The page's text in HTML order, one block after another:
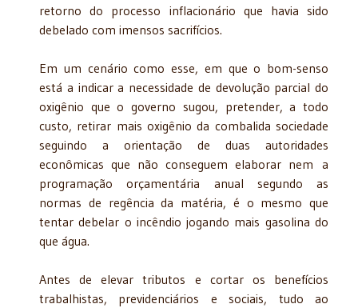
retorno do processo inflacionário que havia sido
debelado com imensos sacrifícios.
Em um cenário como esse, em que o bom-senso
está a indicar a necessidade de devolução parcial do
oxigênio que o governo sugou, pretender, a todo
custo, retirar mais oxigênio da combalida sociedade
seguindo a orientação de duas autoridades
econômicas que não conseguem elaborar nem a
programação orçamentária anual segundo as
normas de regência da matéria, é o mesmo que
tentar debelar o incêndio jogando mais gasolina do
que água.
Antes de elevar tributos e cortar os benefícios
trabalhistas, previdenciários e sociais, tudo ao